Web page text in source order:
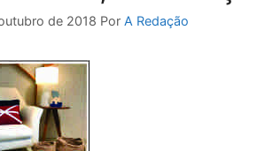
de 2018 Por A Redação